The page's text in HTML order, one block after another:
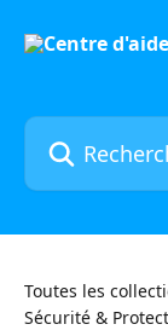
Rechercher un
Toutes les
Sécurité &